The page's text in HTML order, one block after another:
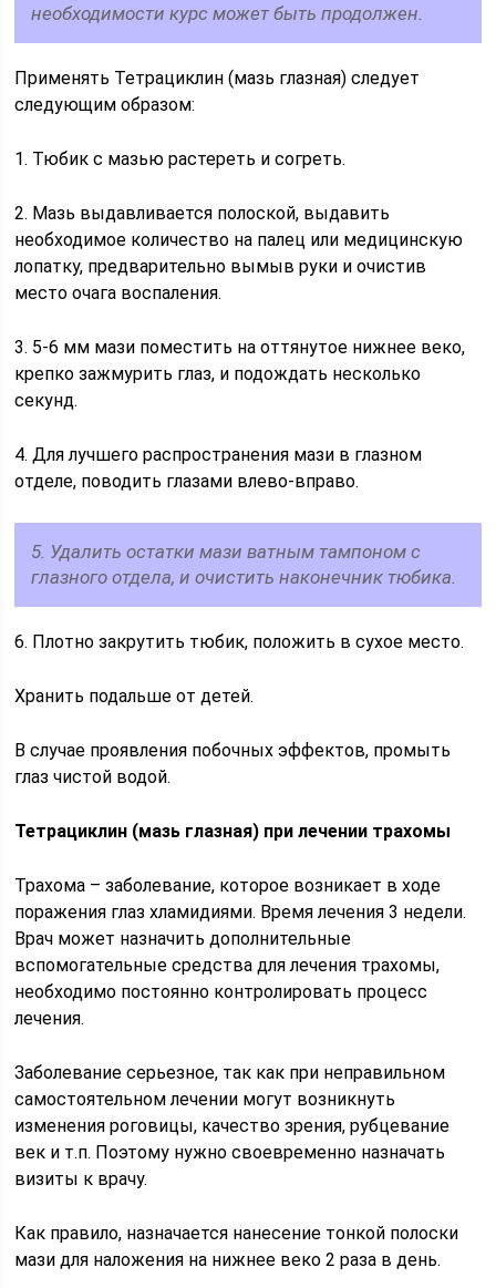
необходимости курс может быть продолжен.
Применять Тетрациклин (мазь глазная) следует
следующим образом:
1. Тюбик с мазью растереть и согреть.
2. Мазь выдавливается полоской, выдавить
необходимое количество на палец или медицинскую
лопатку, предварительно вымыв руки и очистив
место очага воспаления.
3. 5-6 мм мази поместить на оттянутое нижнее веко,
крепко зажмурить глаз, и подождать несколько
секунд.
4. Для лучшего распространения мази в глазном
отделе, поводить глазами влево-вправо.
5. Удалить остатки мази ватным тампоном с
глазного отдела, и очистить наконечник тюбика.
6. Плотно закрутить тюбик, положить в сухое место.
Хранить подальше от детей.
В случае проявления побочных эффектов, промыть
глаз чистой водой.
Тетрациклин (мазь глазная) при лечении трахомы
Трахома – заболевание, которое возникает в ходе
поражения глаз хламидиями. Время лечения 3 недели.
Врач может назначить дополнительные
вспомогательные средства для лечения трахомы,
необходимо постоянно контролировать процесс
лечения.
Заболевание серьезное, так как при неправильном
самостоятельном лечении могут возникнуть
изменения роговицы, качество зрения, рубцевание
век и т.п. Поэтому нужно своевременно назначать
визиты к врачу.
Как правило, назначается нанесение тонкой полоски
мази для наложения на нижнее веко 2 раза в день.